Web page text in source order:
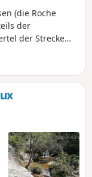
(die Roche
der
der Strecke
nach der
weitergehen
Felsens
Blick auf das